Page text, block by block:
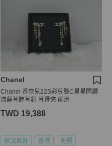
Chanel
Chanel 香奈兒22S彩豆雙C星星閃鑽
流蘇耳飾耳釘 耳骨夾 兩用
TWD 19,388
狀況良好 香港 免運